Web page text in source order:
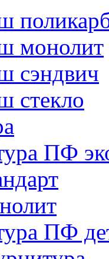
монолит
сэндвич
стекло
ПФ
ПФ